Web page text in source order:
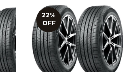
22%
OFF